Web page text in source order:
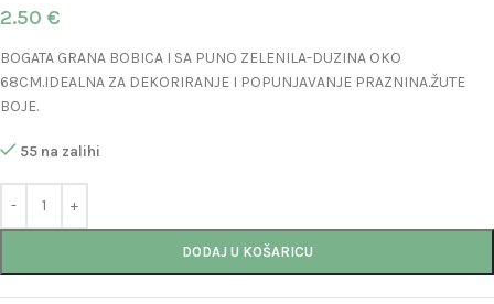
2.50 €
BOGATA GRANA BOBICA I SA PUNO ZELENILA-DUZINA OKO
68CM.IDEALNA ZA DEKORIRANJE I POPUNJAVANJE PRAZNINA.ŽUTE
BOJE.
55 na zalihi
DODAJ U KOŠARICU